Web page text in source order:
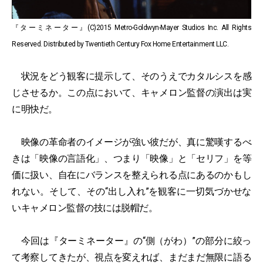
『ターミネーター』(C)2015 Metro-Goldwyn-Mayer Studios Inc. All Rights
Reserved. Distributed by Twentieth Century Fox Home Entertainment LLC.
状況をどう観客に提示して、そのうえでカタルシスを感
じさせるか。この点において、キャメロン監督の演出は実
に明快だ。
映像の革命者のイメージが強い彼だが、真に驚嘆するべ
きは「映像の言語化」、つまり「映像」と「セリフ」を等
価に扱い、自在にバランスを整えられる点にあるのかもし
れない。そして、その“出し入れ”を観客に一切気づかせな
いキャメロン監督の技には脱帽だ。
今回は『ターミネーター』の“側（がわ）”の部分に絞っ
て考察してきたが、視点を変えれば、まだまだ無限に語る